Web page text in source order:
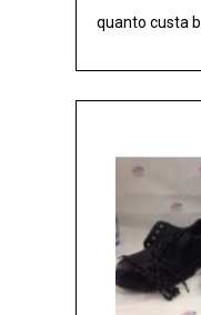
quanto custa